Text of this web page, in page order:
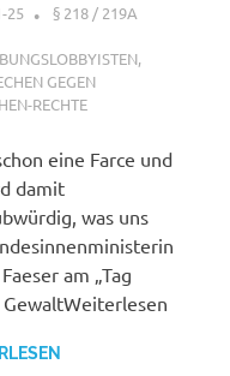
25 XX
§ 218 / 219A
,
GEGEN
RECHTE
eine Farce und
damit
was uns
am „Tag